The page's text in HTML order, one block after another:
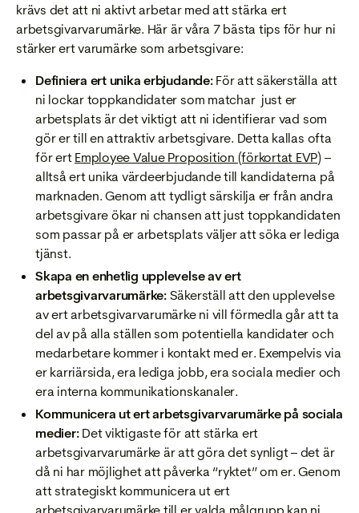
krävs det att ni aktivt arbetar med att stärka ert
arbetsgivarvarumärke. Här är våra 7 bästa tips för hur ni
stärker ert varumärke som arbetsgivare:
Definiera ert unika erbjudande:För att säkerställa att
ni lockar toppkandidater som matchar just er
arbetsplats är det viktigt att ni identifierar vad som
gör er till en attraktiv arbetsgivare. Detta kallas ofta
för ertEmployee Value Proposition (förkortat EVP) –
alltså ert unika värdeerbjudande till kandidaterna på
marknaden. Genom att tydligt särskilja er från andra
arbetsgivare ökar ni chansen att just toppkandidaten
som passar på er arbetsplats väljer att söka er lediga
tjänst.
Skapa en enhetlig upplevelse av ert
arbetsgivarvarumärke:Säkerställ att den upplevelse
av ert arbetsgivarvarumärke ni vill förmedla går att ta
del av på alla ställen som potentiella kandidater och
medarbetare kommer i kontakt med er. Exempelvis via
er karriärsida, era lediga jobb, era sociala medier och
era interna kommunikationskanaler.
Kommunicera ut ert arbetsgivarvarumärke på sociala
medier:Det viktigaste för att stärka ert
arbetsgivarvarumärke är att göra det synligt – det är
då ni har möjlighet att påverka “ryktet” om er. Genom
att strategiskt kommunicera ut ert